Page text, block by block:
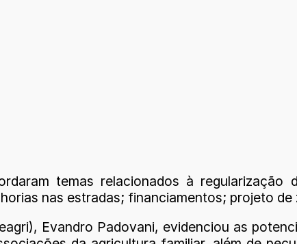
temas relacionados à
nas estradas; financiamentos; projeto
Evandro Padovani, evidenciou as